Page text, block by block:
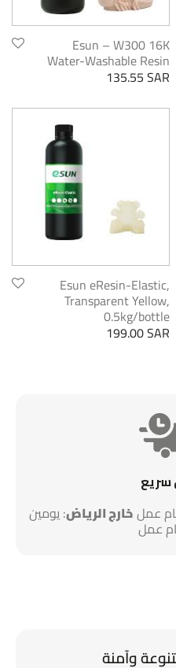
Esun – W300 16K
Water-Washable Resin
135.55SAR
Esun eResin-Elastic,
Transparent Yellow,
0.5kg/bottle
199.00SAR
سريع
خارج الرياض: يومين
وآمنة